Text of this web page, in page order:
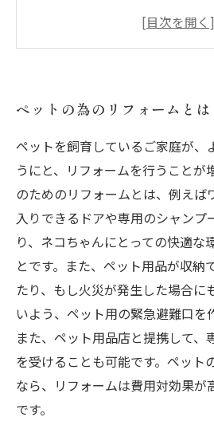
ペットの為のリフォームとは
ペットを飼育しているご家庭が、
うにと、リフォームを行うことが
のためのリフォームとは、例えば
入りできるドアや専用のシャンプ
り、ネコちゃんにとっての快適な
とです。また、ペット用品が収納
たり、もし火災が発生した場合に
いよう、ペット用の緊急避難口を
また、ペット用品店と提携して、
を受けることも可能です。ペット
なら、リフォームは費用対効果が
です。